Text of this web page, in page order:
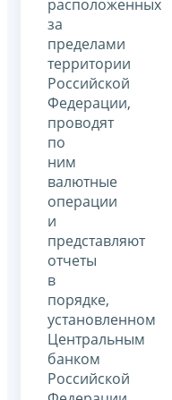
расположенных
за
пределами
территории
Российской
Федерации,
проводят
по
ним
валютные
операции
и
представляют
отчеты
в
порядке,
установленном
Центральным
банком
Российской